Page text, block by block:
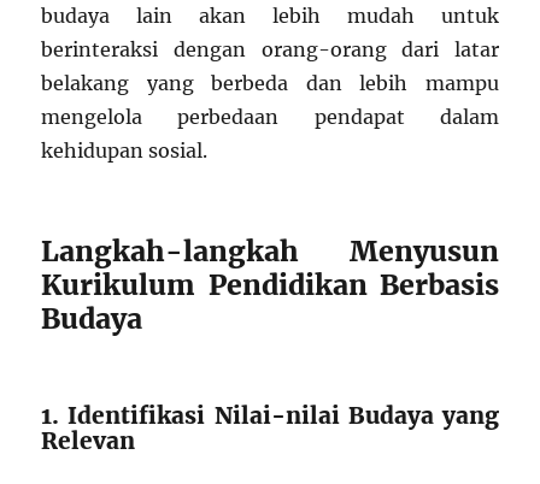
budaya lain akan lebih mudah untuk
berinteraksi dengan orang-orang dari latar
belakang yang berbeda dan lebih mampu
mengelola perbedaan pendapat dalam
kehidupan sosial.
Langkah-langkah Menyusun
Kurikulum Pendidikan Berbasis
Budaya
1. Identifikasi Nilai-nilai Budaya yang
Relevan